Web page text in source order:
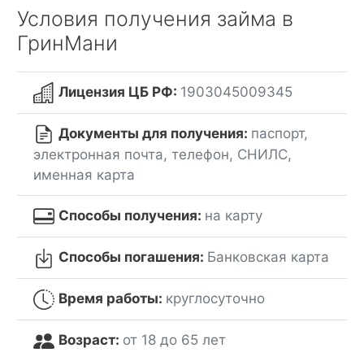
Условия получения займа в
ГринМани
Лицензия ЦБ РФ: 1903045009345
Документы для получения: паспорт,
электронная почта, телефон, СНИЛС,
именная карта
Способы получения: на карту
Способы погашения: Банковская карта
Время работы: круглосуточно
Возраст: от 18 до 65 лет